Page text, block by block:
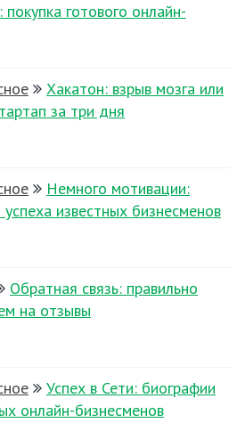
покупка готового онлайн-
Хакатон: взрыв мозга или
за три дня
Немного мотивации:
успеха известных бизнесменов
Обратная связь: правильно
на отзывы
Успех в Сети: биографии
онлайн-бизнесменов